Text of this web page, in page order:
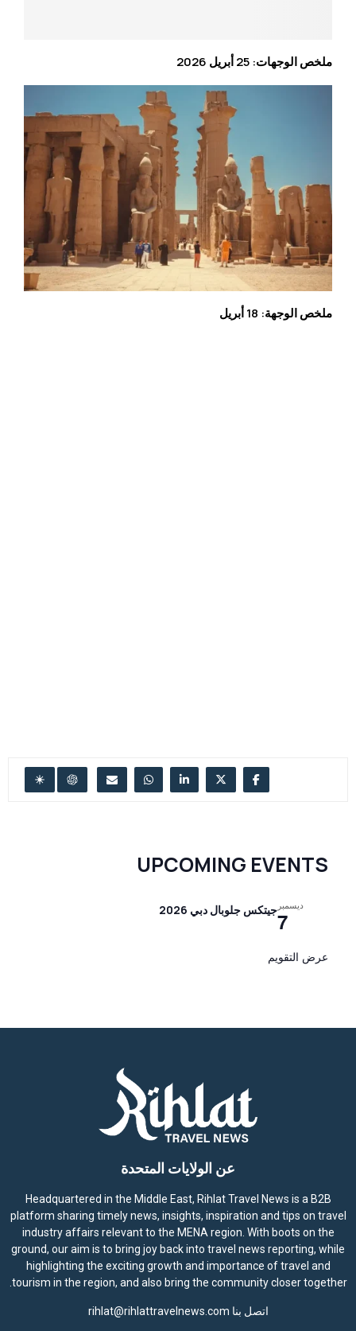
ملخص الوجهات: 25 أبريل 2026
ملخص الوجهة: 18 أبريل
UPCOMING EVENTS
ديسمبر
7جيتكس جلوبال دبي 2026
عرض التقويم
عن الولايات المتحدة
Headquartered in the Middle East, Rihlat Travel News is a B2B
platform sharing timely news, insights, inspiration and tips on travel
industry affairs relevant to the MENA region. With boots on the
ground, our aim is to bring joy back into travel news reporting, while
highlighting the exciting growth and importance of travel and
tourism in the region, and also bring the community closer together.
اتصل بنا rihlat@rihlattravelnews.com